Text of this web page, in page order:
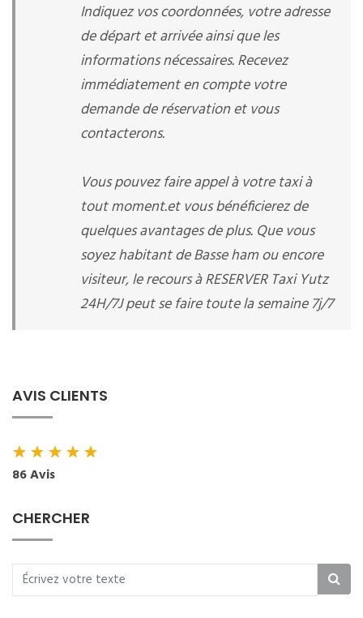
Indiquez vos coordonnées, votre adresse
de départ et arrivée ainsi que les
informations nécessaires. Recevez
immédiatement en compte votre
demande de réservation et vous
contacterons.
Vous pouvez faire appel à votre taxi à
tout moment.et vous bénéficierez de
quelques avantages de plus. Que vous
soyez habitant de Basse ham ou encore
visiteur, le recours à RESERVER Taxi Yutz
24H/7J peut se faire toute la semaine 7j/7
AVIS CLIENTS
★★★★★
86 Avis
CHERCHER